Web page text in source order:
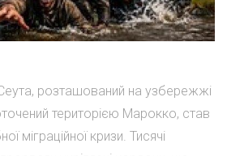
розташований на узбережжі
територією Марокко, став
міграційної кризи. Тисячі